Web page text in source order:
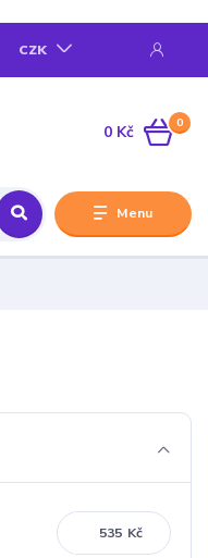
Menu
CZK
0
0 Kč
Kč